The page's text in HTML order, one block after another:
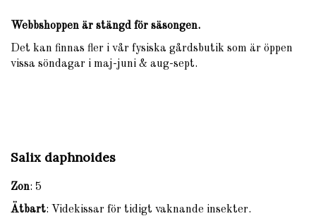
Webbshoppen är stängd för säsongen.
Det kan finnas fler i vår fysiska gårdsbutik som är öppen
vissa söndagar i maj-juni & aug-sept.
Salix daphnoides
Zon: 5
Ätbart: Videkissar för tidigt vaknande insekter.